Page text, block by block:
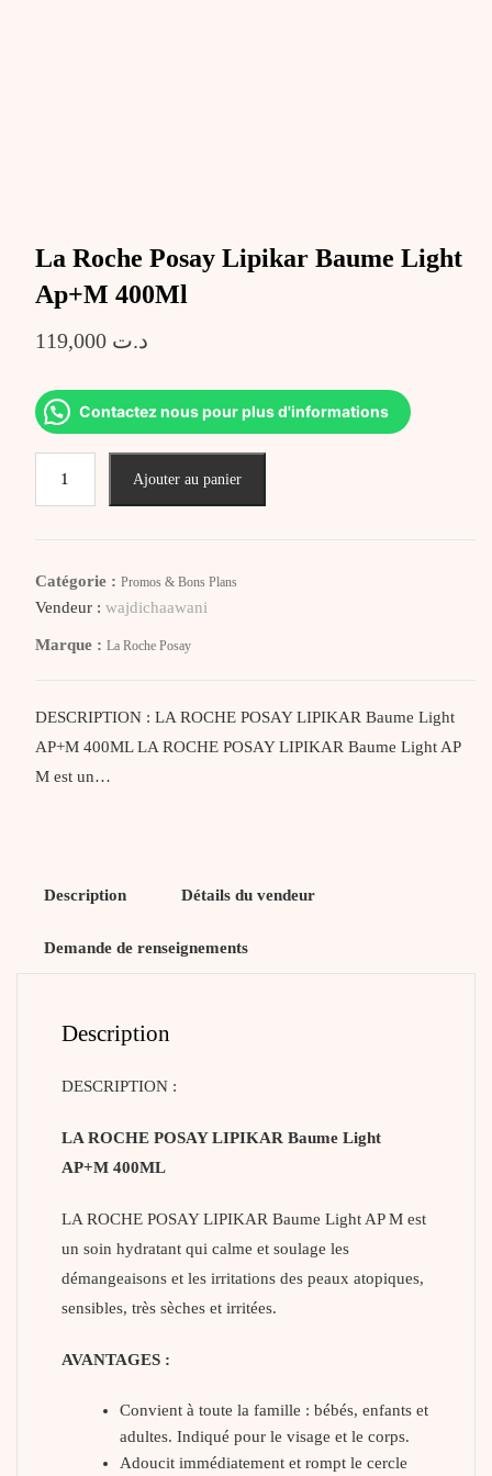
La Roche Posay Lipikar Baume Light
Ap+M 400Ml
د.ت 119,000
Contactez nous pour plus d'informations
Light
Ajouter au panier
Catégorie : Promos & Bons Plans
Vendeur : wajdichaawani
Marque : La Roche Posay
DESCRIPTION : LA ROCHE POSAY LIPIKAR Baume Light
AP+M 400ML LA ROCHE POSAY LIPIKAR Baume Light AP
M est un…
Description Détails du vendeur
Demande de renseignements
Description
DESCRIPTION :
LA ROCHE POSAY LIPIKAR Baume Light
AP+M 400ML
LA ROCHE POSAY LIPIKAR Baume Light AP M est
un soin hydratant qui calme et soulage les
démangeaisons et les irritations des peaux atopiques,
sensibles, très sèches et irritées.
AVANTAGES :
Convient à toute la famille : bébés, enfants et
adultes. Indiqué pour le visage et le corps.
Adoucit immédiatement et rompt le cercle